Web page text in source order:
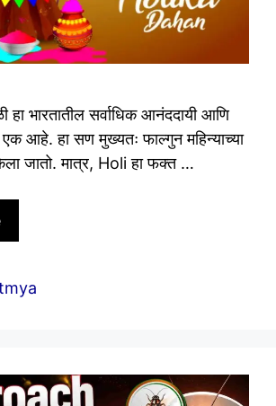
भारतातील सर्वाधिक आनंददायी आणि
एक आहे. हा सण मुख्यतः फाल्गुन महिन्याच्या
केला जातो. मात्र, Holi हा फक्त …